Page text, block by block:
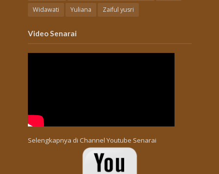
Widawati
Yuliana Zaiful yusri
Video Senarai
Selengkapnya di Channel Youtube Senarai